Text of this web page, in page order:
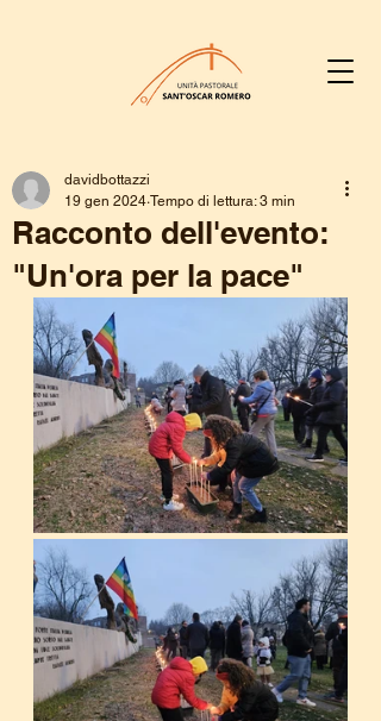
Racconto dell'evento:
"Un'ora per la pace"
davidbottazzi
19 gen 2024 Tempo di lettura: 3 min